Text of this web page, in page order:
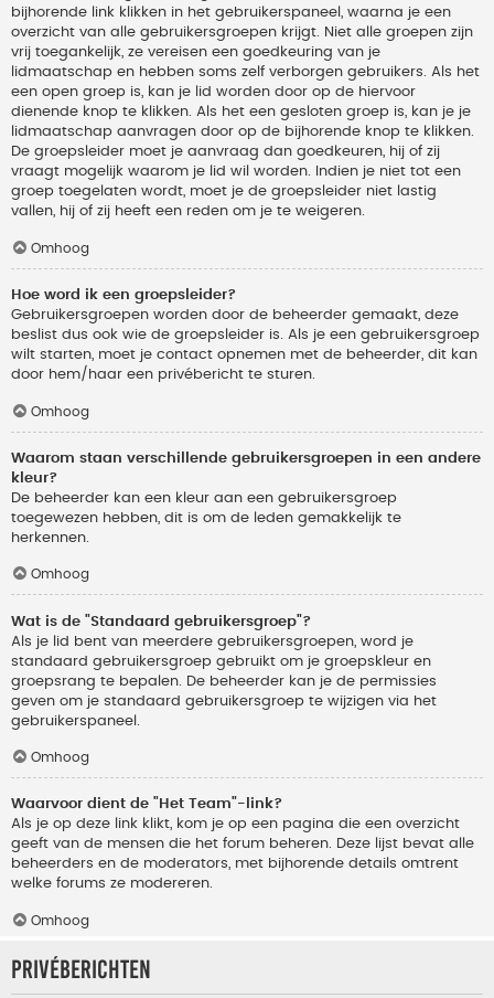
bijhorende link klikken in het gebruikerspaneel, waarna je een
overzicht van alle gebruikersgroepen krijgt. Niet alle groepen zijn
vrij toegankelijk, ze vereisen een goedkeuring van je
lidmaatschap en hebben soms zelf verborgen gebruikers. Als het
een open groep is, kan je lid worden door op de hiervoor
dienende knop te klikken. Als het een gesloten groep is, kan je je
lidmaatschap aanvragen door op de bijhorende knop te klikken.
De groepsleider moet je aanvraag dan goedkeuren, hij of zij
vraagt mogelijk waarom je lid wil worden. Indien je niet tot een
groep toegelaten wordt, moet je de groepsleider niet lastig
vallen, hij of zij heeft een reden om je te weigeren.
Omhoog
Hoe word ik een groepsleider?
Gebruikersgroepen worden door de beheerder gemaakt, deze
beslist dus ook wie de groepsleider is. Als je een gebruikersgroep
wilt starten, moet je contact opnemen met de beheerder, dit kan
door hem/haar een privébericht te sturen.
Omhoog
Waarom staan verschillende gebruikersgroepen in een andere
kleur?
De beheerder kan een kleur aan een gebruikersgroep
toegewezen hebben, dit is om de leden gemakkelijk te
herkennen.
Omhoog
Wat is de "Standaard gebruikersgroep"?
Als je lid bent van meerdere gebruikersgroepen, word je
standaard gebruikersgroep gebruikt om je groepskleur en
groepsrang te bepalen. De beheerder kan je de permissies
geven om je standaard gebruikersgroep te wijzigen via het
gebruikerspaneel.
Omhoog
Waarvoor dient de "Het Team"-link?
Als je op deze link klikt, kom je op een pagina die een overzicht
geeft van de mensen die het forum beheren. Deze lijst bevat alle
beheerders en de moderators, met bijhorende details omtrent
welke forums ze modereren.
Omhoog
Privéberichten